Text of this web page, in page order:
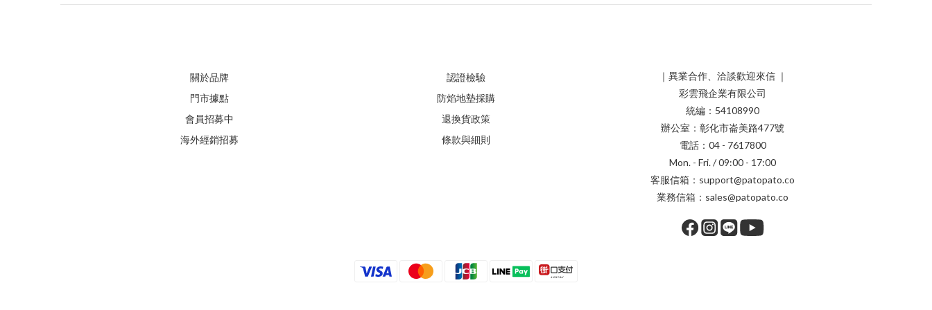
關於品牌
門市據點
會員招募中
海外經銷招募
認證檢驗
防焰地墊採購
退換貨政策
條款與細則
｜異業合作、洽談歡迎來信 ｜
彩雲飛企業有限公司
統編：54108990
辦公室：彰化市崙美路477號
電話：04 - 7617800
Mon. - Fri. / 09:00 - 17:00
客服信箱：support@patopato.co
業務信箱：sales@patopato.co